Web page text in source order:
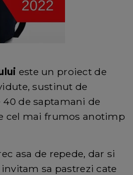
este un proiect de
sustinut de
40 de saptamani de
cel mai frumos anotimp
asa de repede, dar si
sa pastrezi cate